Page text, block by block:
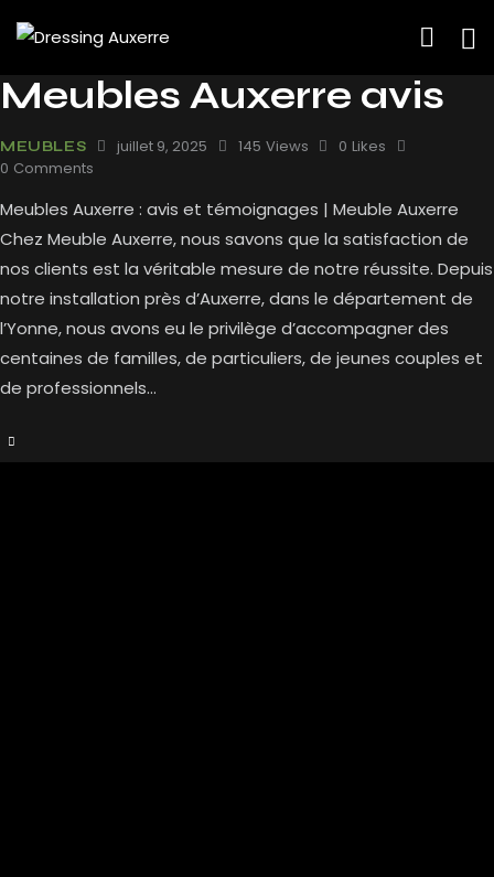
Meubles Auxerre avis
MEUBLES juillet 9, 2025 145 Views 0 Likes
0 Comments
Meubles Auxerre : avis et témoignages | Meuble Auxerre
Chez Meuble Auxerre, nous savons que la satisfaction de
nos clients est la véritable mesure de notre réussite. Depuis
notre installation près d’Auxerre, dans le département de
l’Yonne, nous avons eu le privilège d’accompagner des
centaines de familles, de particuliers, de jeunes couples et
de professionnels…